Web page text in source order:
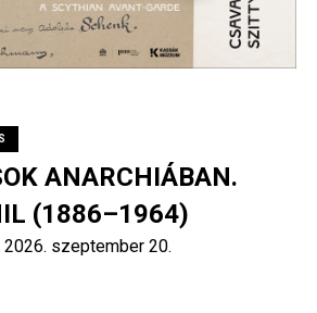
ANARCHIÁBAN.
(1886–1964)
2026. szeptember 20.